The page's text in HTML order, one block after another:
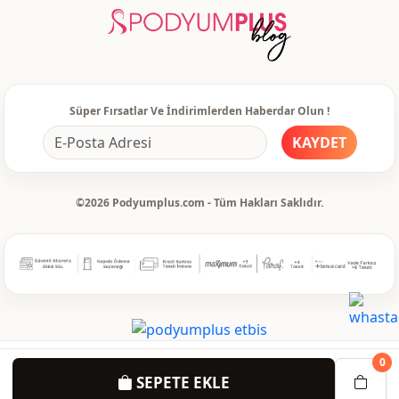
SEPETE EKLE
0
Süper Fırsatlar Ve İndirimlerden Haberdar Olun !
KAYDET
©2026 Podyumplus.com - Tüm Hakları Saklıdır.